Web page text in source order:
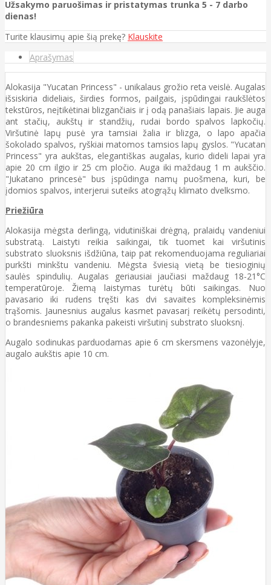
Užsakymo paruošimas ir pristatymas trunka 5 - 7 darbo
dienas!
Turite klausimų apie šią prekę? Klauskite
Aprašymas
Alokasija "Yucatan Princess" - unikalaus grožio reta veislė. Augalas
išsiskiria dideliais, širdies formos, pailgais, įspūdingai raukšlėtos
tekstūros, neįtikėtinai blizgančiais ir į odą panašiais lapais. Jie auga
ant stačių, aukštų ir standžių, rudai bordo spalvos lapkočių.
Viršutinė lapų pusė yra tamsiai žalia ir blizga, o lapo apačia
šokolado spalvos, ryškiai matomos tamsios lapų gyslos. "Yucatan
Princess" yra aukštas, elegantiškas augalas, kurio dideli lapai yra
apie 20 cm ilgio ir 25 cm pločio. Auga iki maždaug 1 m aukščio.
"Jukatano princesė" bus įspūdinga namų puošmena, kuri, be
įdomios spalvos, interjerui suteiks atogrąžų klimato dvelksmo.
Priežiūra
Alokasija mėgsta derlingą, vidutiniškai drėgną, pralaidų vandeniui
substratą. Laistyti reikia saikingai, tik tuomet kai viršutinis
substrato sluoksnis išdžiūna, taip pat rekomenduojama reguliariai
purkšti minkštu vandeniu. Mėgsta šviesią vietą be tiesioginių
saulės spindulių. Augalas geriausiai jaučiasi maždaug 18-21°C
temperatūroje. Žiemą laistymas turėtų būti saikingas. Nuo
pavasario iki rudens tręšti kas dvi savaites kompleksinėmis
trąšomis. Jaunesnius augalus kasmet pavasarį reikėtų persodinti,
o brandesniems pakanka pakeisti viršutinį substrato sluoksnį.
Augalo sodinukas parduodamas apie 6 cm skersmens vazonėlyje,
augalo aukštis apie 10 cm.